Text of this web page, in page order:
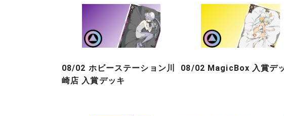
08/02 ホビーステーション川
崎店 入賞デッキ
08/02 MagicBox 入賞デ